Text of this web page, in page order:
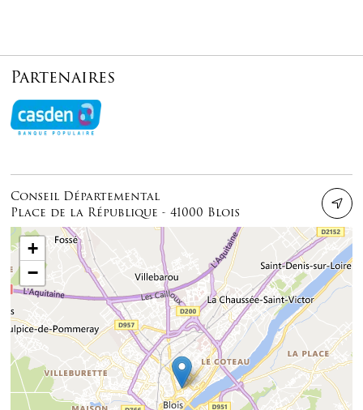
Partenaires
Conseil Départemental
Place de la République - 41000 Blois
+
−